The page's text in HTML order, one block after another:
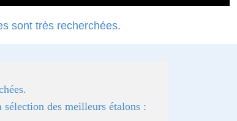
sont très recherchées.
des meilleurs étalons :